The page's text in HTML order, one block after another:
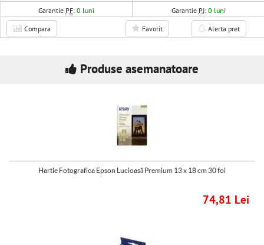
Garantie PF:0 luni Garantie PJ: 0 luni
Compara Favorit Alerta pret
Produse asemanatoare
Hartie Fotografica Epson Lucioasă Premium 13 x 18 cm 30 foi
74,81 Lei